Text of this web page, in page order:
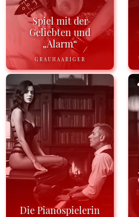
Spiel mit der
Geliebten und
„Alarm“
GRAUHAARIGER
Die Pianospielerin